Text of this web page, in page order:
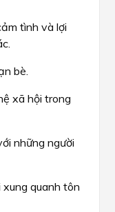
tình và lợi
bè.
xã hội trong
những người
quanh tôn